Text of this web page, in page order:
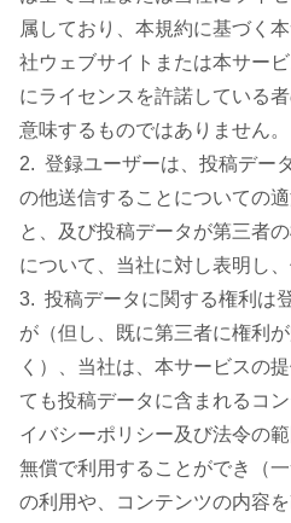
属しており、本規約に基づく
社ウェブサイトまたは本サー
にライセンスを許諾している
意味するものではありません。
2. 登録ユーザーは、投稿デー
の他送信することについての
と、及び投稿データが第三者
について、当社に対し表明し
3. 投稿データに関する権利は
が（但し、既に第三者に権利
く）、当社は、本サービスの
ても投稿データに含まれるコ
イバシーポリシー及び法令の
無償で利用することができ（
の利用や、コンテンツの内容